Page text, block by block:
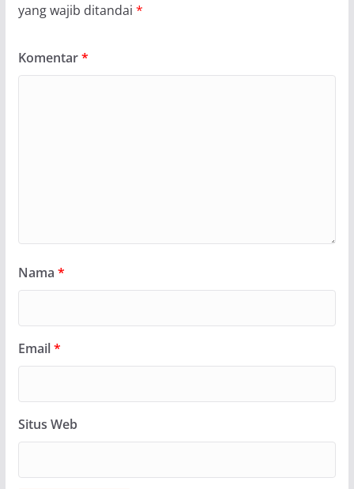
yang wajib ditandai *
Komentar*
Nama *
Email*
Situs Web